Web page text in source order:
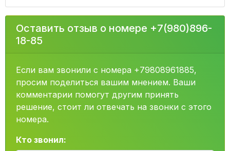
Оставить отзыв о номере +7(980)896-
18-85
Если вам звонили с номера +79808961885,
просим поделиться вашим мнением. Ваши
комментарии помогут другим принять
решение, стоит ли отвечать на звонки с этого
номера.
Кто звонил: